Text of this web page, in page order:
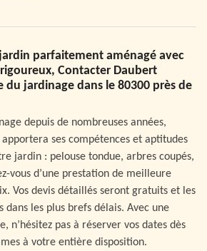
parfaitement aménagé avec
Contacter Daubert
du jardinage dans le 80300 près de
depuis de nombreuses années,
ses compétences et aptitudes
jardin : pelouse tondue, arbres coupés,
vous d’une prestation de meilleure
Vos devis détaillés seront gratuits et les
dans les plus brefs délais. Avec une
n’hésitez pas à réserver vos dates dès
à votre entière disposition.